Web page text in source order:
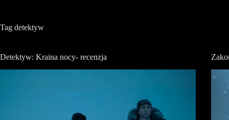
Tag detektyw
Detektyw: Kraina nocy- recenzja